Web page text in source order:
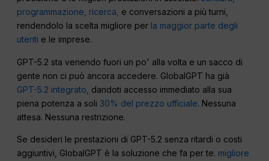
programmazione, ricerca, e conversazioni a più turni,
rendendolo la scelta migliore per la maggior parte degli
utenti e le imprese.
GPT-5.2 sta venendo fuori un po' alla volta e un sacco di
gente non ci può ancora accedere. GlobalGPT ha già
GPT-5.2 integrato, dandoti accesso immediato alla sua
piena potenza a soli 30% del prezzo ufficiale. Nessuna
attesa. Nessuna restrizione.
Se desideri le prestazioni di GPT-5.2 senza ritardi o costi
aggiuntivi, GlobalGPT è la soluzione che fa per te. migliore